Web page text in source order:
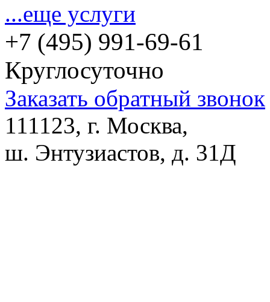
...еще услуги
+7 (495) 991-69-61
Круглосуточно
Заказать обратный звонок
111123, г. Москва,
ш. Энтузиастов, д. 31Д